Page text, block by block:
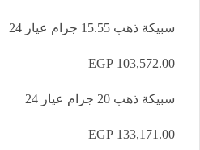
سبيكة ذهب 15.55 جرام عيار 24
103,572.00 EGP
سبيكة ذهب 20 جرام عيار 24
133,171.00 EGP